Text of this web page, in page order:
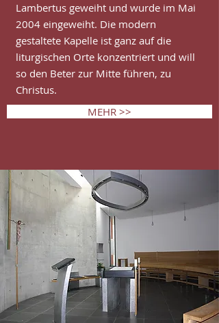
Lambertus geweiht und wurde im Mai
2004 eingeweiht. Die modern
gestaltete Kapelle ist ganz auf die
liturgischen Orte konzentriert und will
so den Beter zur Mitte führen, zu
Christus.
MEHR >>